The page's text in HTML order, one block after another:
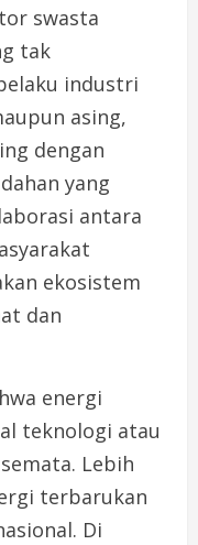
swasta
tak
industri
asing,
dengan
yang
antara
ekosistem
dan
energi
teknologi atau
Lebih
terbarukan
Di